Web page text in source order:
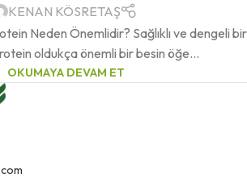
KENAN KÖSRETAŞ
Neden Önemlidir? Sağlıklı ve dengeli bir
oldukça önemli bir besin öğe...
OKUMAYA DEVAM ET